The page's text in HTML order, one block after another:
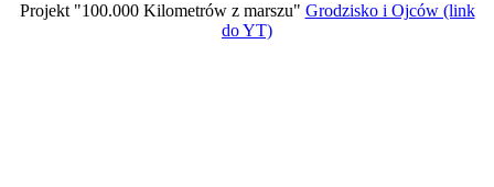
Projekt "100.000 Kilometrów z marszu" Grodzisko i Ojców (link
do YT)